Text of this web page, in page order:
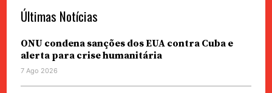
Últimas Notícias
ONU condena sanções dos EUA contra Cuba e
alerta para crise humanitária
7 Ago 2026